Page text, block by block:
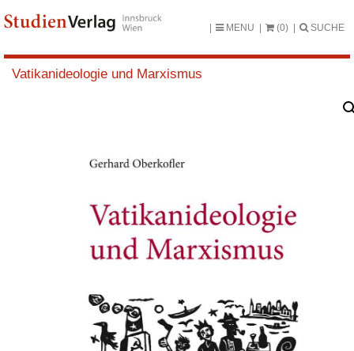
MENU (0) SUCHE
Vatikanideologie und Marxismus